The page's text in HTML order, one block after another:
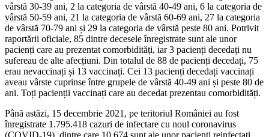
vârstă 30-39 ani, 2 la categoria de vârstă 40-49 ani, 6 la categoria de
vârstă 50-59 ani, 21 la categoria de vârstă 60-69 ani, 27 la categoria
de vârstă 70-79 ani și 29 la categoria de vârstă peste 80 ani. Potrivit
raportării oficiale, 85 dintre decesele înregistrate sunt ale unor
pacienți care au prezentat comorbidități, iar 3 pacienți decedați nu
sufereau de alte afecțiuni. Din totalul de 88 de pacienți decedați, 75
erau nevaccinați și 13 vaccinați. Cei 13 pacienți decedați vaccinați
aveau vârste cuprinse între grupele de vârstă 40-49 ani și peste 80 de
ani. Toți pacienții vaccinați care au decedat prezentau comorbidități.
Până astăzi, 15 decembrie 2021, pe teritoriul României au fost
înregistrate 1.795.418 cazuri de infectare cu noul coronavirus